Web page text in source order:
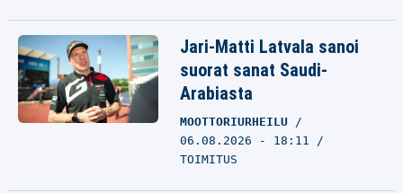
Jari-Matti Latvala sanoi
suorat sanat Saudi-
Arabiasta
MOOTTORIURHEILU
06.08.2026 - 18:11
TOIMITUS